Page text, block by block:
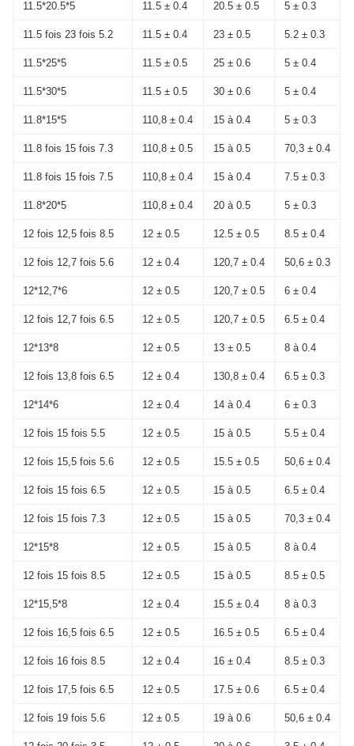
11.5*20.5*5 11.5 ± 0.4 20.5 ± 0.5 5 ± 0.3
11.5 fois 23 fois 5.2 11.5 ± 0.4 23 ± 0.5 5.2 ± 0.3
11.5*25*5 11.5 ± 0.5 25 ± 0.6 5 ± 0.4
11.5*30*5 11.5 ± 0.5 30 ± 0.6 5 ± 0.4
11.8*15*5 110,8 ± 0.4 15 à 0.4 5 ± 0.3
11.8 fois 15 fois 7.3 110,8 ± 0.5 15 à 0.5 70,3 ± 0.4
11.8 fois 15 fois 7.5 110,8 ± 0.4 15 à 0.4 7.5 ± 0.3
11.8*20*5 110,8 ± 0.4 20 à 0.5 5 ± 0.3
12 fois 12,5 fois 8.5 12 ± 0.5 12.5 ± 0.5 8.5 ± 0.4
12 fois 12,7 fois 5.6 12 ± 0.4 120,7 ± 0.4 50,6 ± 0.3
12*12,7*6 12 ± 0.5 120,7 ± 0.5 6 ± 0.4
12 fois 12,7 fois 6.5 12 ± 0.5 120,7 ± 0.5 6.5 ± 0.4
12*13*8 12 ± 0.5 13 ± 0.5 8 à 0.4
12 fois 13,8 fois 6.5 12 ± 0.4 130,8 ± 0.4 6.5 ± 0.3
12*14*6 12 ± 0.4 14 à 0.4 6 ± 0.3
12 fois 15 fois 5.5 12 ± 0.5 15 à 0.5 5.5 ± 0.4
12 fois 15,5 fois 5.6 12 ± 0.5 15.5 ± 0.5 50,6 ± 0.4
12 fois 15 fois 6.5 12 ± 0.5 15 à 0.5 6.5 ± 0.4
12 fois 15 fois 7.3 12 ± 0.5 15 à 0.5 70,3 ± 0.4
12*15*8 12 ± 0.5 15 à 0.5 8 à 0.4
12 fois 15 fois 8.5 12 ± 0.5 15 à 0.5 8.5 ± 0.5
12*15,5*8 12 ± 0.4 15.5 ± 0.4 8 à 0.3
12 fois 16,5 fois 6.5 12 ± 0.5 16.5 ± 0.5 6.5 ± 0.4
12 fois 16 fois 8.5 12 ± 0.4 16 ± 0.4 8.5 ± 0.3
12 fois 17,5 fois 6.5 12 ± 0.5 17.5 ± 0.6 6.5 ± 0.4
12 fois 19 fois 5.6 12 ± 0.5 19 à 0.6 50,6 ± 0.4